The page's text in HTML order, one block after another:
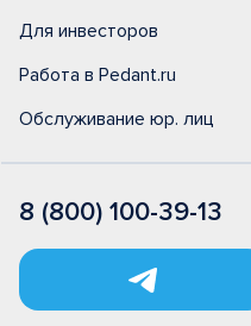
Для инвесторов
Работа в Pedant.ru
Обслуживание юр. лиц
8 (800) 100-39-13